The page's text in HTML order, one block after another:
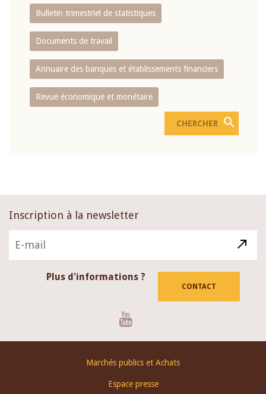
Bulletin trimestriel de statistiques
Documents de travail
Annuaire des banques et établissements financiers
Revue économique et monétaire
Inscription à la newsletter
Plus d'informations ?
CONTACT
Marchés publics et Achats
Espace presse